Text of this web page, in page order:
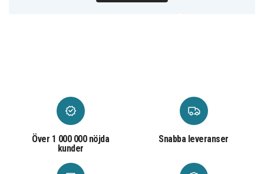
Över 1 000 000 nöjda
kunder
Snabba leveranser